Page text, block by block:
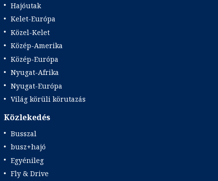
Hajóutak
Kelet-Európa
Közel-Kelet
Közép-Amerika
Közép-Európa
Nyugat-Afrika
Nyugat-Európa
Világ körüli körutazás
Közlekedés
Busszal
busz+hajó
Egyénileg
Fly & Drive